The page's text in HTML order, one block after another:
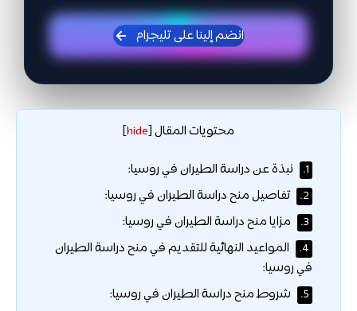
انضم إلينا على تليجرام
محتويات المقال [
hide
]
1. نبذة عن دراسة الطيران في روسيا:
2. تفاصيل منح دراسة الطيران في روسيا:
3. مزايا منح دراسة الطيران في روسيا:
4.
المواعيد النهائية للتقديم في منح دراسة الطيران
في روسيا:
5. شروط منح دراسة الطيران في روسيا: